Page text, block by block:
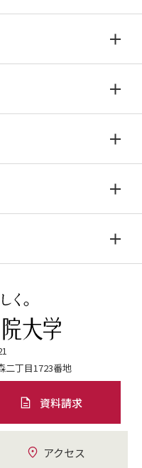
二丁目1723番地
資料請求
アクセス